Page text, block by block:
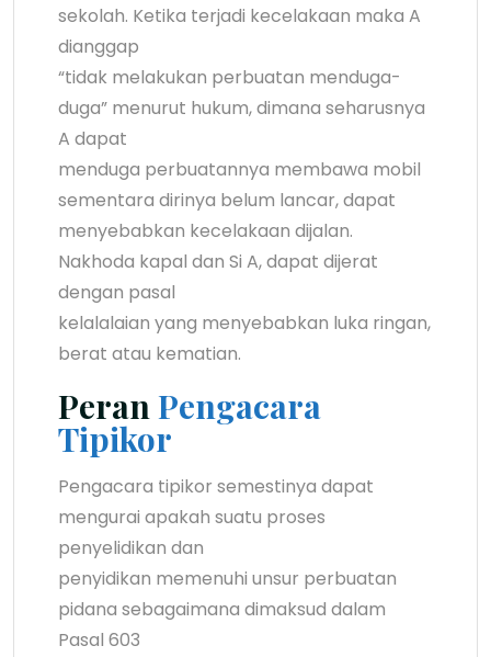
sekolah. Ketika terjadi kecelakaan maka A
dianggap
“tidak melakukan perbuatan menduga-
duga” menurut hukum, dimana seharusnya
A dapat
menduga perbuatannya membawa mobil
sementara dirinya belum lancar, dapat
menyebabkan kecelakaan dijalan.
Nakhoda kapal dan Si A, dapat dijerat
dengan pasal
kelalalaian yang menyebabkan luka ringan,
berat atau kematian.
PeranPengacara
Tipikor
Pengacara tipikor semestinya dapat
mengurai apakah suatu proses
penyelidikan dan
penyidikan memenuhi unsur perbuatan
pidana sebagaimana dimaksud dalam
Pasal 603